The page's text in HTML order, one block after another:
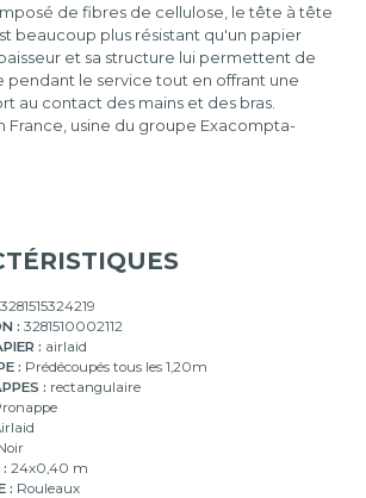
de fibres de cellulose, le tête à tête
beaucoup plus résistant qu'un papier
et sa structure lui permettent de
pendant le service tout en offrant une
au contact des mains et des bras.
France, usine du groupe Exacompta-
3281515324219
: 3281510002112
: airlaid
: Prédécoupés tous les 1,20m
: rectangulaire
24x0,40 m
: Rouleaux